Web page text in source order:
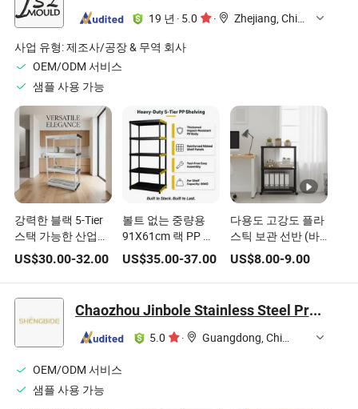
19 년 · 5.0 ·
Zhejiang, China
사업 유형:제조사/공장 & 무역 회사
OEM/ODM 서비스
샘플 사용 가능
강력한 블랙 5-Tier
스택 가능한 산업용
강도 플라스틱 저장
선반 맞춤 로고
US$30.00-32.00
볼트 없는 중량용
91X61cm 랙 PP 소
재 산업용 강도 플라
스틱 저장 랙
US$35.00-37.00
다용도 고강도 플라
스틱 보관 선반 (바
퀴 포함)
US$8.00-9.00
Chaozhou Jinbole Stainless Steel Products Co., Ltd.
5.0 · Guangdong, China
OEM/ODM 서비스
샘플 사용 가능